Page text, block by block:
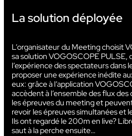
La solution déployée
L’organisateur du Meeting choisit
sa solution VOGOSCOPE PULSE,
l’expérience des spectateurs dans
proposer une expérience inédite
eux: grâce à l’application
accèdent à l’ensemble des flux
les épreuves du meeting et
revoir les épreuves simultanées et
Ils ont regardé le 200m en live?
saut à la perche ensuite…